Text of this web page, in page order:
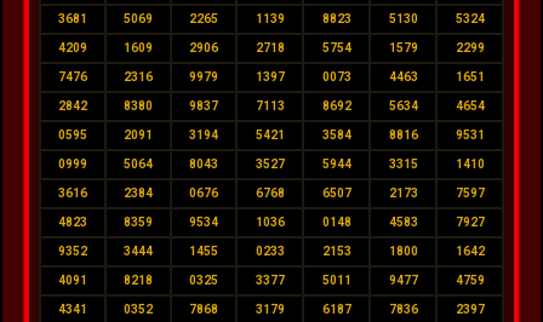
3681 5069 2265 1139 8823 5130 5324
4209 1609 2906 2718 5754 1579 2299
7476 2316 9979 1397 0073 4463 1651
2842 8380 9837 7113 8692 5634 4654
0595 2091 3194 5421 3584 8816 9531
0999 5064 8043 3527 5944 3315 1410
3616 2384 0676 6768 6507 2173 7597
4823 8359 9534 1036 0148 4583 7927
9352 3444 1455 0233 2153 1800 1642
4091 8218 0325 3377 5011 9477 4759
4341 0352 7868 3179 6187 7836 2397